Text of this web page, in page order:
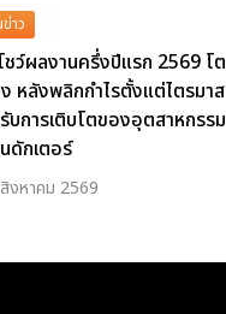
าว
ว์ผลงานครึ่งปีแรก 2569 โต
หลังพลิกกำไรตั้งแต่ไตรมาส
บการเติบโตของอุตสาหกรรม
ดักเตอร์
งหาคม 2569